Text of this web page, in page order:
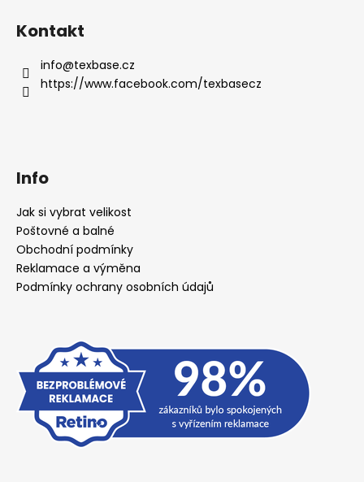
Kontakt
info@texbase.cz
https://www.facebook.com/texbasecz
Info
Jak si vybrat velikost
Poštovné a balné
Obchodní podmínky
Reklamace a výměna
Podmínky ochrany osobních údajů